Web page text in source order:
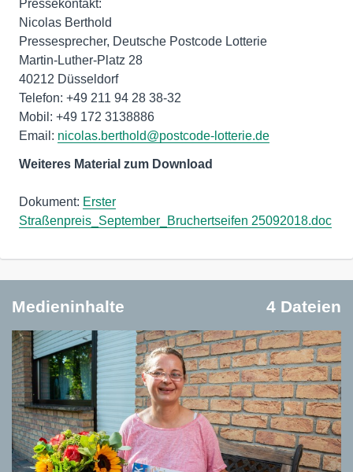
Pressekontakt:
Nicolas Berthold
Pressesprecher, Deutsche Postcode Lotterie
Martin-Luther-Platz 28
40212 Düsseldorf
Telefon: +49 211 94 28 38-32
Mobil: +49 172 3138886
Email: nicolas.berthold@postcode-lotterie.de
Weiteres Material zum Download
Dokument: Erster
Straßenpreis_September_Bruchertseifen 25092018.doc
Medieninhalte 4 Dateien